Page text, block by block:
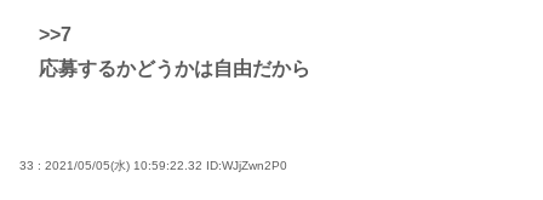
>>7
応募するかどうかは自由だから
33 : 2021/05/05(水) 10:59:22.32 ID:WJjZwn2P0